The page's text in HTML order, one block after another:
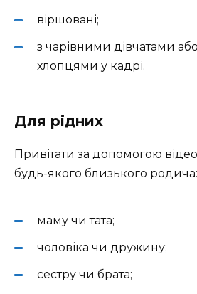
віршовані;
з чарівними дівчатами
хлопцями у кадрі.
Для рідних
Привітати за допомогою
будь-якого близького родича:
маму чи тата;
чоловіка чи дружину;
сестру чи брата;